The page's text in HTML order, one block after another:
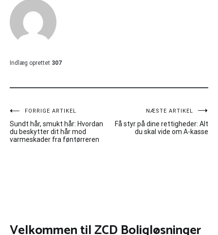
Indlæg oprettet 307
Indlægsnavigation
FORRIGE ARTIKEL
Sundt hår, smukt hår: Hvordan
du beskytter dit hår mod
varmeskader fra føntørreren
NÆSTE ARTIKEL
Få styr på dine rettigheder: Alt
du skal vide om A-kasse
Velkommen til ZCD Boligløsninger